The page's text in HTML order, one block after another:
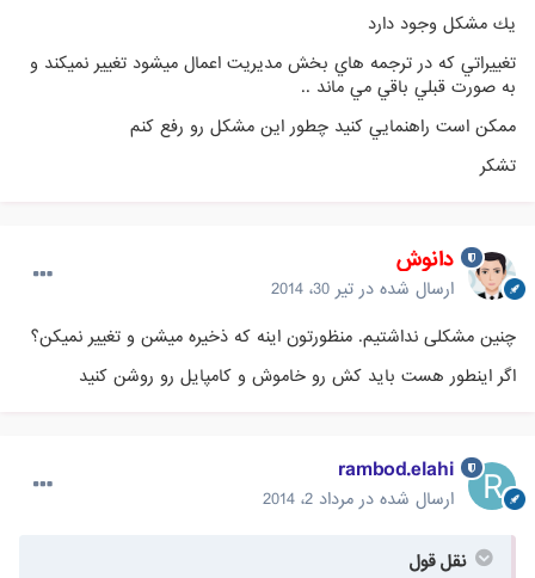
يك مشكل وجود دارد
تغييراتي كه در ترجمه هاي بخش مديريت اعمال ميشود تغيير نميكند و
به صورت قبلي باقي مي ماند ..
ممكن است راهنمايي كنيد چطور اين مشكل رو رفع كنم
تشكر
دانوش
ارسال شده در تیر 30، 2014
چنین مشکلی نداشتیم. منظورتون اینه که ذخیره میشن و تغییر نمیکن؟
اگر اینطور هست باید کش رو خاموش و کامپایل رو روشن کنید
rambod.elahi
ارسال شده در مرداد 2، 2014
نقل قول